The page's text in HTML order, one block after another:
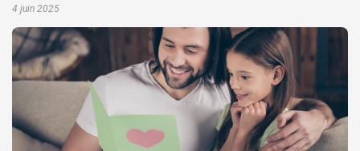
4 juin 2025